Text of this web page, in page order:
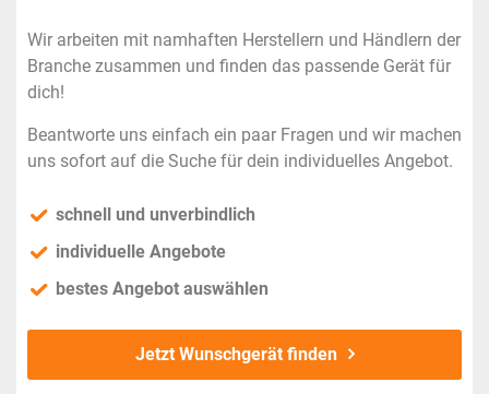
Wir arbeiten mit namhaften Herstellern und Händlern der
Branche zusammen und finden das passende Gerät für
dich!
Beantworte uns einfach ein paar Fragen und wir machen
uns sofort auf die Suche für dein individuelles Angebot.
schnell und unverbindlich
individuelle Angebote
bestes Angebot auswählen
Jetzt Wunschgerät finden